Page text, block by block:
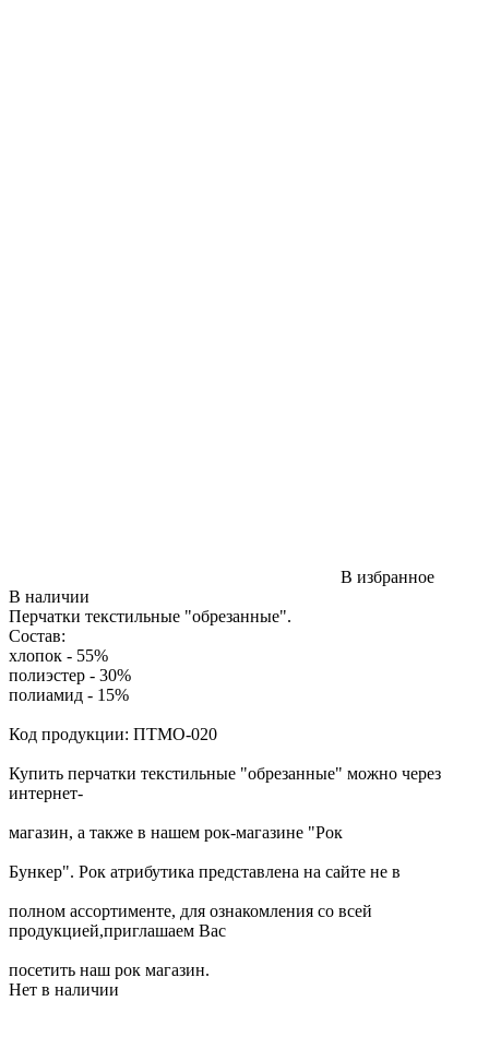
В избранное
В наличии
Перчатки текстильные "обрезанные".
Состав:
хлопок - 55%
полиэстер - 30%
полиамид - 15%
Код продукции: ПТМО-020
Купить перчатки текстильные "обрезанные" можно через
интернет-
магазин, а также в нашем рок-магазине "Рок
Бункер". Рок атрибутика представлена на сайте не в
полном ассортименте, для ознакомления со всей
продукцией,приглашаем Вас
посетить наш рок магазин.
Нет в наличии